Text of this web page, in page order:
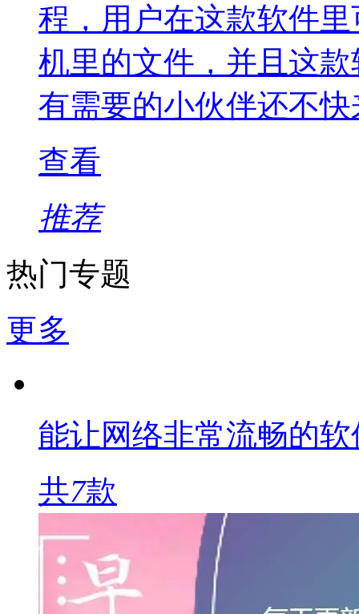
程，用户在这款软件
机里的文件，并且这
有需要的小伙伴还不
查看
推荐
热门专题
更多
能让网络非常流畅的软
共7款